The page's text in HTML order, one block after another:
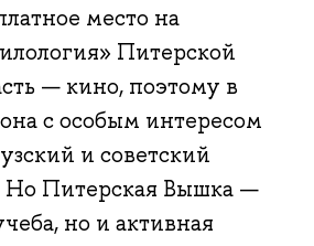
место на
Питерской
— кино, поэтому в
с особым интересом
и советский
Но Питерская Вышка —
но и активная